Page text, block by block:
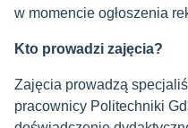
w momencie ogłoszenia
Kto prowadzi zajęcia?
Zajęcia prowadzą
pracownicy Politechniki